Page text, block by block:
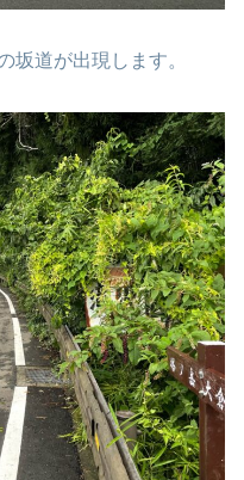
坂道が出現します。